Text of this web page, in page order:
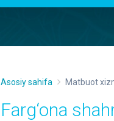
Asosiy sahifa Matbuot
Farg‘ona